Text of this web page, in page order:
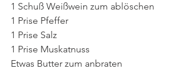
1 Schuß Weißwein zum ablöschen
1 Prise Pfeffer
1 Prise Salz
1 Prise Muskatnuss
Etwas Butter zum anbraten